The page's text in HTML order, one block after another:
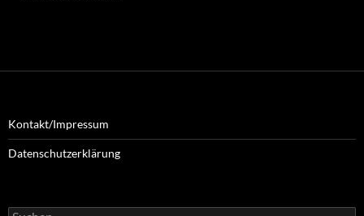
Kontakt/Impressum
Datenschutzerklärung
Suchen